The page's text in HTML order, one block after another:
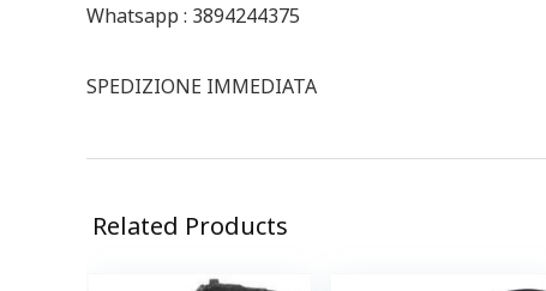
Whatsapp : 3894244375
SPEDIZIONE IMMEDIATA
Related Products